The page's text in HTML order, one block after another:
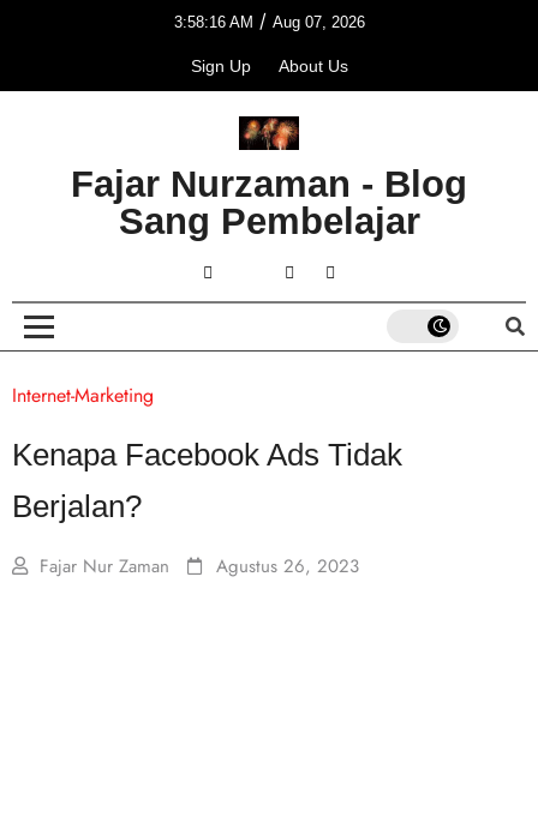
3:58:16 AM / Aug 07, 2026
Sign Up About Us
Fajar Nurzaman - Blog
Sang Pembelajar
Internet-Marketing
Kenapa Facebook Ads Tidak
Berjalan?
Fajar Nur Zaman Agustus 26, 2023